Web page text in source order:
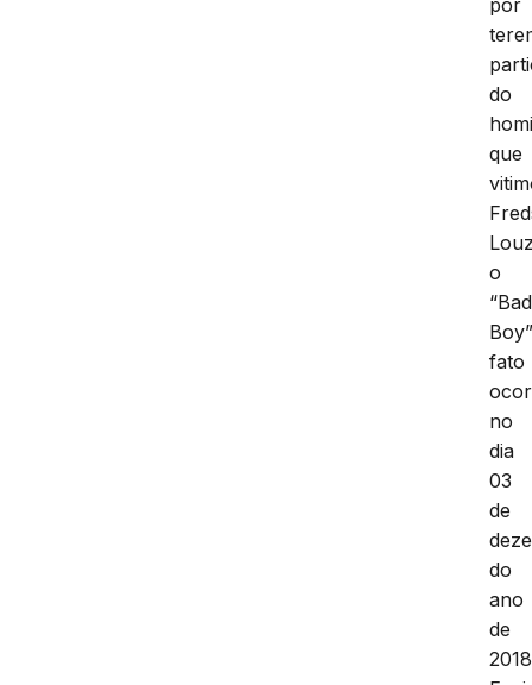
por
do
que
o
“Bad
fato
no
dia
03
de
do
ano
de